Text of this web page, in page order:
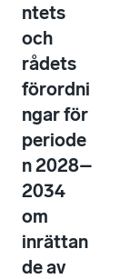
ntets
och
rådets
förordni
ngar för
periode
n 2028–
2034
om
inrättan
de av